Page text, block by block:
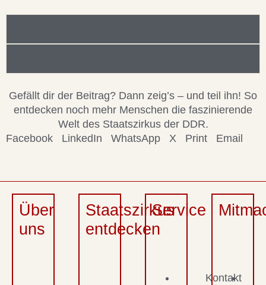
Gefällt dir der Beitrag? Dann zeig’s – und teil ihn! So
entdecken noch mehr Menschen die faszinierende
Welt des Staatszirkus der DDR.
Facebook
LinkedIn WhatsApp X Print Email
Über
uns
Staatszirkus
entdecken
Service
Kontakt